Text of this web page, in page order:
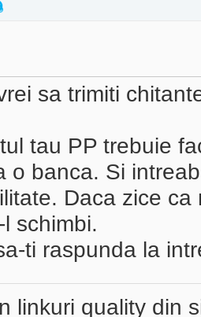
sa trimiti
tau PP trebuie
o banca. Si
Daca zice
schimbi.
ti raspunda la
linkuri quality din